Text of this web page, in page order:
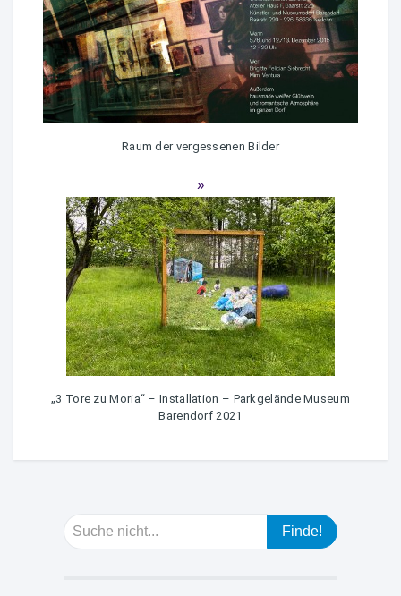
Raum der vergessenen Bilder
„3 Tore zu Moria“ – Installation – Parkgelände Museum
Barendorf 2021